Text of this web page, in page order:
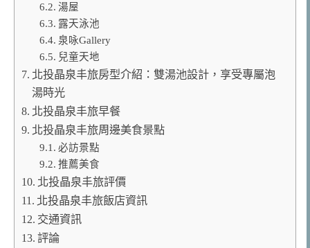
湯屋
露天泳池
泉咏Gallery
兒童天地
北投晶泉丰旅房型介紹：雙湯池設計，享受專屬泡
湯時光
北投晶泉丰旅早餐
北投晶泉丰旅周邊美食景點
必訪景點
推薦美食
北投晶泉丰旅評價
北投晶泉丰旅飯店資訊
交通資訊
評論